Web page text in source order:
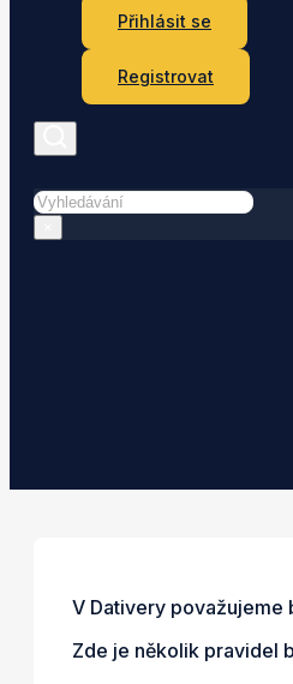
Přihlásit se
Registrovat
Hledat
V Dativery považujeme
Zde je několik pravidel